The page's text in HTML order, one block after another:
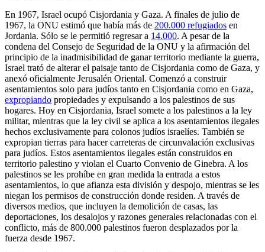
En 1967, Israel ocupó Cisjordania y Gaza. A finales de julio de
1967, la ONU estimó que había más de 200.000 refugiados en
Jordania. Sólo se le permitió regresar a 14.000. A pesar de la
condena del Consejo de Seguridad de la ONU y la afirmación del
principio de la inadmisibilidad de ganar territorio mediante la guerra,
Israel trató de alterar el paisaje tanto de Cisjordania como de Gaza, y
anexó oficialmente Jerusalén Oriental. Comenzó a construir
asentamientos solo para judíos tanto en Cisjordania como en Gaza,
expropiando propiedades y expulsando a los palestinos de sus
hogares. Hoy en Cisjordania, Israel somete a los palestinos a la ley
militar, mientras que la ley civil se aplica a los asentamientos ilegales
hechos exclusivamente para colonos judíos israelíes. También se
expropian tierras para hacer carreteras de circunvalación exclusivas
para judíos. Estos asentamientos ilegales están construidos en
territorio palestino y violan el Cuarto Convenio de Ginebra. A los
palestinos se les prohíbe en gran medida la entrada a estos
asentamientos, lo que afianza esta división y despojo, mientras se les
niegan los permisos de construcción donde residen. A través de
diversos medios, que incluyen la demolición de casas, las
deportaciones, los desalojos y razones generales relacionadas con el
conflicto, más de 800.000 palestinos fueron desplazados por la
fuerza desde 1967.